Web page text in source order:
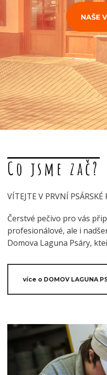
NAŠE
Co jsme zač?
VÍTEJTE V PRVNÍ PSÁRSKÉ
Čerstvé pečivo pro vás
profesionálové, ale i
Domova Laguna Psáry,
více o DOMOV LAGUNA